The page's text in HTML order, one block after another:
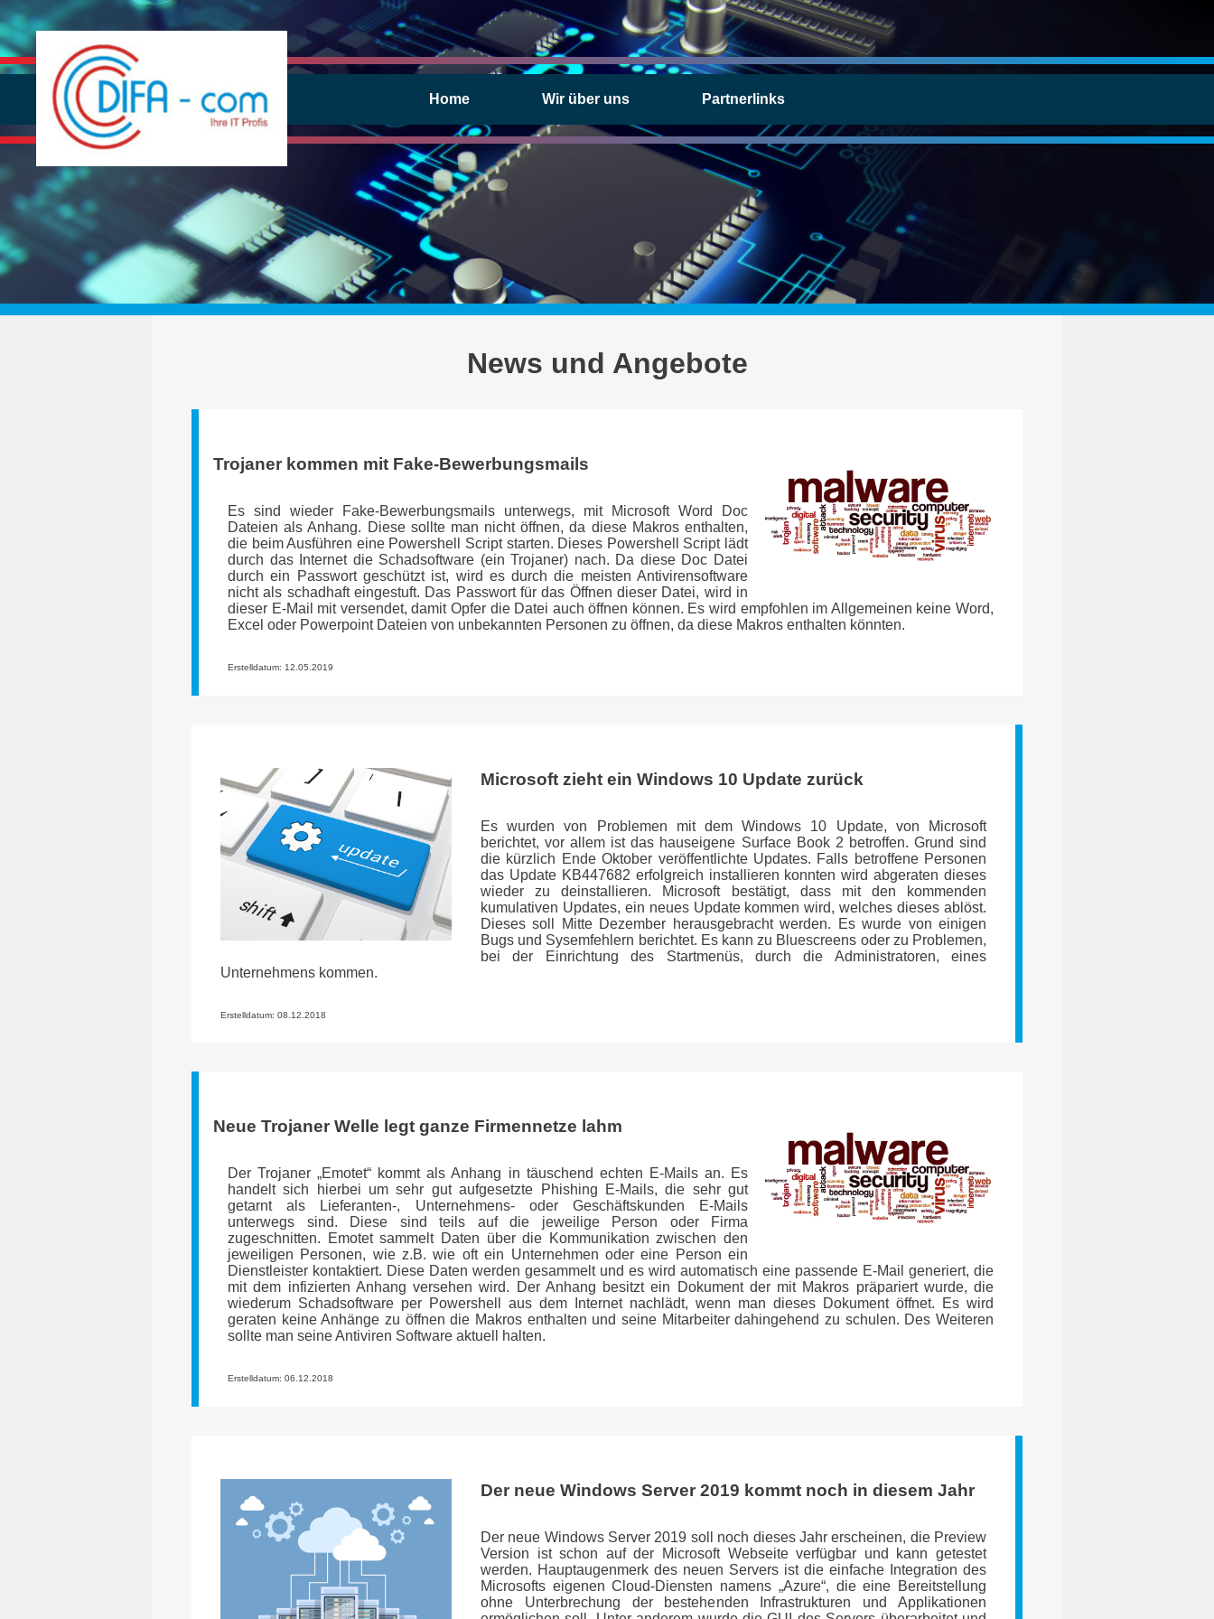
Home Wir über uns Partnerlinks
News und Angebote
Trojaner kommen mit Fake-Bewerbungsmails
Es sind wieder Fake-Bewerbungsmails unterwegs, mit Microsoft Word Doc
Dateien als Anhang. Diese sollte man nicht öffnen, da diese Makros enthalten,
die beim Ausführen eine Powershell Script starten. Dieses Powershell Script lädt
durch das Internet die Schadsoftware (ein Trojaner) nach. Da diese Doc Datei
durch ein Passwort geschützt ist, wird es durch die meisten Antivirensoftware
nicht als schadhaft eingestuft. Das Passwort für das Öffnen dieser Datei, wird in
dieser E-Mail mit versendet, damit Opfer die Datei auch öffnen können. Es wird empfohlen im Allgemeinen keine Word,
Excel oder Powerpoint Dateien von unbekannten Personen zu öffnen, da diese Makros enthalten könnten.
Erstelldatum: 12.05.2019
Microsoft zieht ein Windows 10 Update zurück
Es wurden von Problemen mit dem Windows 10 Update, von Microsoft
berichtet, vor allem ist das hauseigene Surface Book 2 betroffen. Grund sind
die kürzlich Ende Oktober veröffentlichte Updates. Falls betroffene Personen
das Update KB447682 erfolgreich installieren konnten wird abgeraten dieses
wieder zu deinstallieren. Microsoft bestätigt, dass mit den kommenden
kumulativen Updates, ein neues Update kommen wird, welches dieses ablöst.
Dieses soll Mitte Dezember herausgebracht werden. Es wurde von einigen
Bugs und Sysemfehlern berichtet. Es kann zu Bluescreens oder zu Problemen,
bei der Einrichtung des Startmenüs, durch die Administratoren, eines
Unternehmens kommen.
Erstelldatum: 08.12.2018
Neue Trojaner Welle legt ganze Firmennetze lahm
Der Trojaner „Emotet“ kommt als Anhang in täuschend echten E-Mails an. Es
handelt sich hierbei um sehr gut aufgesetzte Phishing E-Mails, die sehr gut
getarnt als Lieferanten-, Unternehmens- oder Geschäftskunden E-Mails
unterwegs sind. Diese sind teils auf die jeweilige Person oder Firma
zugeschnitten. Emotet sammelt Daten über die Kommunikation zwischen den
jeweiligen Personen, wie z.B. wie oft ein Unternehmen oder eine Person ein
Dienstleister kontaktiert. Diese Daten werden gesammelt und es wird automatisch eine passende E-Mail generiert, die
mit dem infizierten Anhang versehen wird. Der Anhang besitzt ein Dokument der mit Makros präpariert wurde, die
wiederum Schadsoftware per Powershell aus dem Internet nachlädt, wenn man dieses Dokument öffnet. Es wird
geraten keine Anhänge zu öffnen die Makros enthalten und seine Mitarbeiter dahingehend zu schulen. Des Weiteren
sollte man seine Antiviren Software aktuell halten.
Erstelldatum: 06.12.2018
Der neue Windows Server 2019 kommt noch in diesem Jahr
Der neue Windows Server 2019 soll noch dieses Jahr erscheinen, die Preview
Version ist schon auf der Microsoft Webseite verfügbar und kann getestet
werden. Hauptaugenmerk des neuen Servers ist die einfache Integration des
Microsofts eigenen Cloud-Diensten namens „Azure“, die eine Bereitstellung
ohne Unterbrechung der bestehenden Infrastrukturen und Applikationen